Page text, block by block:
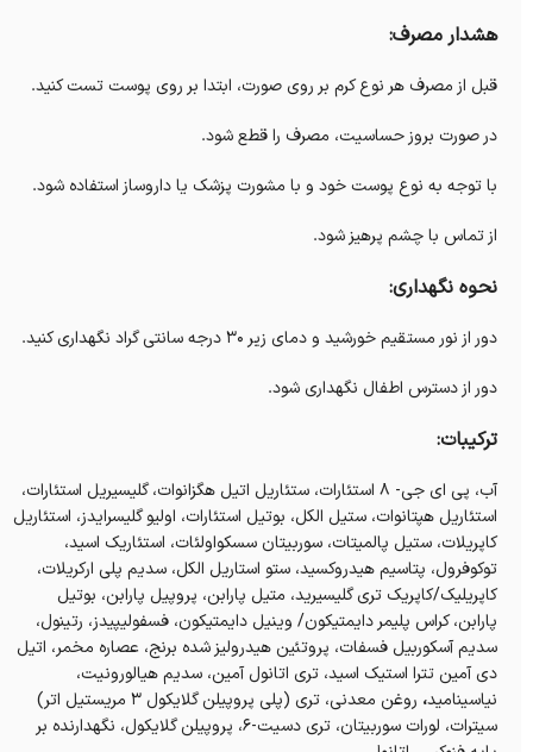
هشدار مصرف:
قبل از مصرف هر نوع کرم بر روی صورت، ابتدا بر روی پوست تست کنید.
در صورت بروز حساسیت، مصرف را قطع شود.
با توجه به نوع پوست خود و با مشورت پزشک یا داروساز استفاده شود.
از تماس با چشم پرهیز شود.
نحوه نگهداری:
دور از نور مستقیم خورشید و دمای زیر ۳۰ درجه سانتی گراد نگهداری کنید.
دور از دسترس اطفال نگهداری شود.
ترکیبات:
آب، پی ای جی- ۸ استئارات، ستئاریل اتیل هگزانوات، گلیسیریل استئارات،
استئاریل هپتانوات، ستیل الکل، بوتیل استئارات، اولیو گلیسرایدز، استئاریل
کاپریلات، ستیل پالمیتات، سوربیتان سسکواولئات، استئاریک اسید،
توکوفرول، پتاسیم هیدروکسید، ستو استاریل الکل، سدیم پلی ارکریلات،
کاپریلیک/کاپریک تری گلیسیرید، متیل پارابن، پروپیل پارابن، بوتیل
پارابن، کراس پلیمر دایمتیکون/ وینیل دایمتیکون، فسفولیپیدز، رتینول،
سدیم آسکوربیل فسفات، پروتئین هیدرولیز شده برنج، عصاره مخمر، اتیل
دی آمین تترا استیک اسید، تری اتانول آمین، سدیم هیالورونیت،
نیاسینامید،
روغن معدنی، تری (پلی پروپیلن گلایکول ۳ مریستیل اتر)
سیترات، لورات سوربیتان، تری دسیت-۶، پروپیلن گلایکول، نگهدارنده بر